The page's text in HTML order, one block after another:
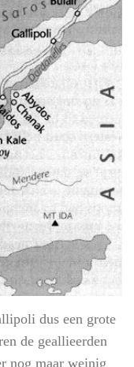
dus een grote
de geallieerden
nog maar weinig